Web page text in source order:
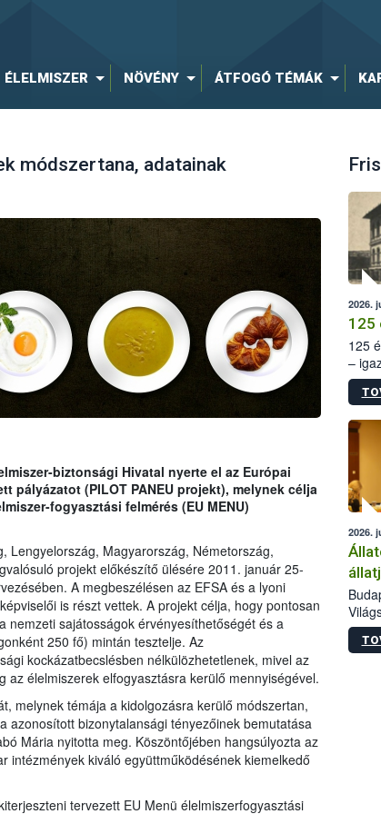
ÉLELMISZER NÖVÉNY ÁTFOGÓ TÉMÁK
módszertana, adatainak
biztonsági Hivatal nyerte el az Európai
pályázatot (PILOT PANEU projekt), melynek célja
fogyasztási felmérés (EU MENU)
Lengyelország, Magyarország, Németország,
projekt előkészítő ülésére 2011. január 25-
A megbeszélésen az EFSA és a lyoni
is részt vettek. A projekt célja, hogy pontosan
nemzeti sajátosságok érvényesíthetőségét és a
250 fő) mintán tesztelje. Az
kockázatbecslésben nélkülözhetetlenek, mivel az
élelmiszerek elfogyasztásra kerülő mennyiségével.
melynek témája a kidolgozásra kerülő módszertan,
azonosított bizonytalansági tényezőinek bemutatása
Mária nyitotta meg. Köszöntőjében hangsúlyozta az
intézmények kiváló együttműködésének kiemelkedő
tervezett EU Menü élelmiszerfogyasztási
2026.
125
125
–
15.
2026.
Az